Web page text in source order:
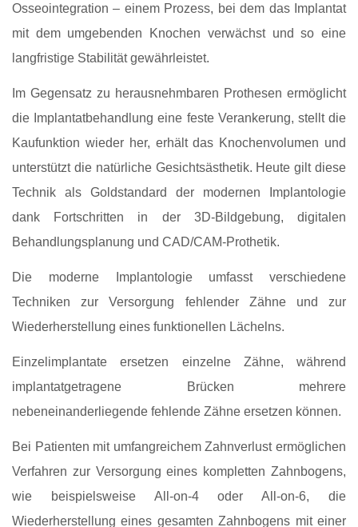
Osseointegration – einem Prozess, bei dem das Implantat
mit dem umgebenden Knochen verwächst und so eine
langfristige Stabilität gewährleistet.
Im Gegensatz zu herausnehmbaren Prothesen ermöglicht
die Implantatbehandlung eine feste Verankerung, stellt die
Kaufunktion wieder her, erhält das Knochenvolumen und
unterstützt die natürliche Gesichtsästhetik. Heute gilt diese
Technik als Goldstandard der modernen Implantologie
dank Fortschritten in der 3D‑Bildgebung, digitalen
Behandlungsplanung und CAD/CAM‑Prothetik.
Die moderne Implantologie umfasst verschiedene
Techniken zur Versorgung fehlender Zähne und zur
Wiederherstellung eines funktionellen Lächelns.
Einzelimplantate ersetzen einzelne Zähne, während
implantatgetragene Brücken mehrere
nebeneinanderliegende fehlende Zähne ersetzen können.
Bei Patienten mit umfangreichem Zahnverlust ermöglichen
Verfahren zur Versorgung eines kompletten Zahnbogens,
wie beispielsweise All-on-4 oder All-on-6, die
Wiederherstellung eines gesamten Zahnbogens mit einer